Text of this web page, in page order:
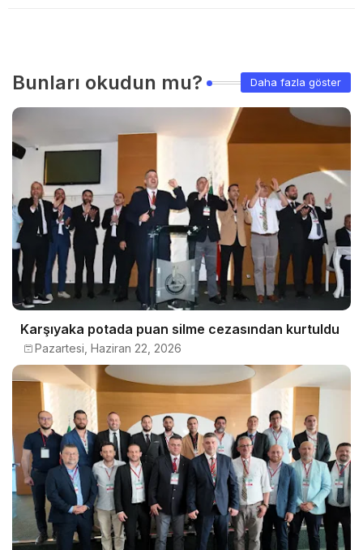
Bunları okudun mu? Daha fazla göster
Karşıyaka potada puan silme cezasından kurtuldu
Pazartesi, Haziran 22, 2026